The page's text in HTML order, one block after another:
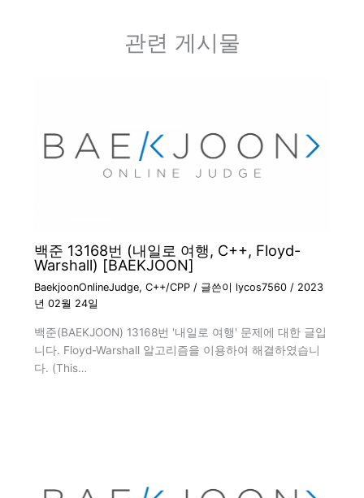
관련 게시물
백준 13168번 (내일로 여행, C++, Floyd-
Warshall) [BAEKJOON]
BaekjoonOnlineJudge, C++/CPP/ 글쓴이 lycos7560 / 2023
년 02월 24일
백준(BAEKJOON) 13168번 '내일로 여행' 문제에 대한 글입
니다. Floyd-Warshall 알고리즘을 이용하여 해결하였습니
다. (This…